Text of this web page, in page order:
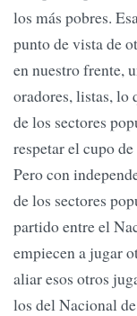
los más pobres.
punto de vista de
en nuestro frente,
oradores, listas, lo
de los sectores
respetar el cupo
Pero con
de los sectores
partido entre el
empiecen a jugar
aliar esos otros
los del Nacional